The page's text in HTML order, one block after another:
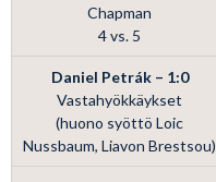
Chapman
4 vs. 5
Daniel Petrák – 1:0
Vastahyökkäykset
(huono syöttö Loic
Nussbaum, Liavon Brestsou)